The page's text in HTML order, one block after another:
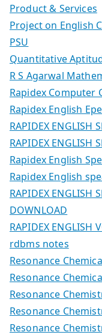
Product & Services
Project on English
PSU
Quantitative
R S Agarwal
Rapidex Computer
Rapidex English
RAPIDEX ENGLISH
RAPIDEX ENGLISH
Rapidex English
Rapidex English
RAPIDEX ENGLISH
DOWNLOAD
RAPIDEX ENGLISH
rdbms notes
Resonance
Resonance
Resonance
Resonance
Resonance